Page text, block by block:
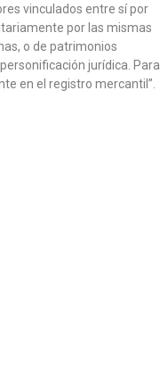
vinculados entre sí por
por las mismas
o de patrimonios
jurídica. Para
en el registro mercantil”.